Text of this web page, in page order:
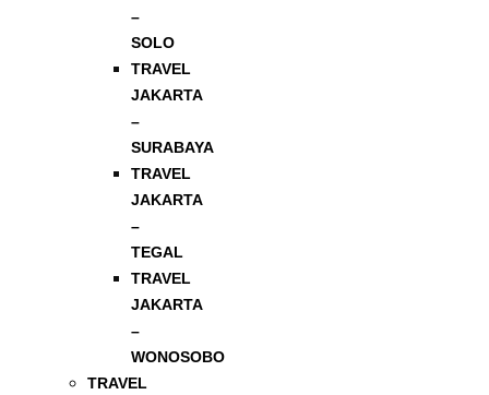
–
SOLO
TRAVEL
JAKARTA
–
SURABAYA
TRAVEL
JAKARTA
–
TEGAL
TRAVEL
JAKARTA
–
WONOSOBO
TRAVEL